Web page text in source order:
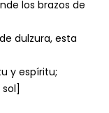
los brazos de
dulzura, esta
y espíritu;